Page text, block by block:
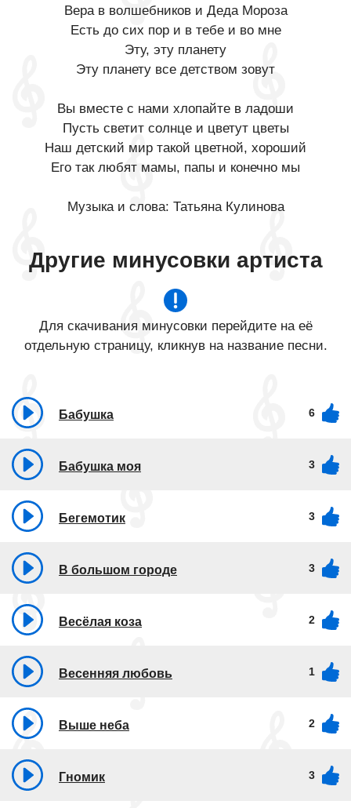
Вера в волшебников и Деда Мороза
Есть до сих пор и в тебе и во мне
Эту, эту планету
Эту планету все детством зовут
Вы вместе с нами хлопайте в ладоши
Пусть светит солнце и цветут цветы
Наш детский мир такой цветной, хороший
Его так любят мамы, папы и конечно мы
Музыка и слова: Татьяна Кулинова
Другие минусовки артиста
Для скачивания минусовки перейдите на её
отдельную страницу, кликнув на название песни.
Бабушка 6
Бабушка моя 3
Бегемотик 3
В большом городе 3
Весёлая коза 2
Весенняя любовь 1
Выше неба 2
Гномик 3